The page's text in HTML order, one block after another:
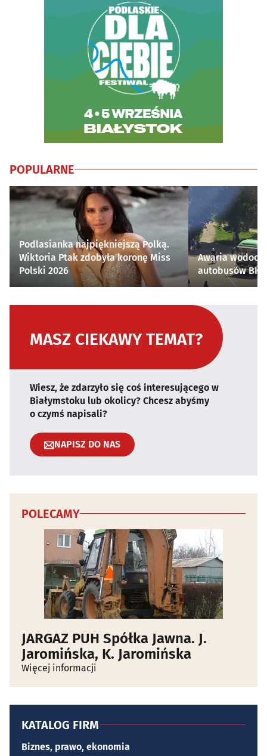
POPULARNE
Podlasianka najpiękniejszą Polką.
Wiktoria Ptak zdobyła koronę Miss
Polski 2026
Awaria
autobusów
MASZ CIEKAWY TEMAT?
Wiesz, że zdarzyło się coś interesującego w
Białymstoku lub okolicy? Chcesz abyśmy
o czymś napisali?
NAPISZ DO NAS
POLECAMY
JARGAZ PUH Spółka Jawna. J.
Jaromińska, K. Jaromińska
Więcej informacji
KATALOG FIRM
Biznes, prawo, ekonomia